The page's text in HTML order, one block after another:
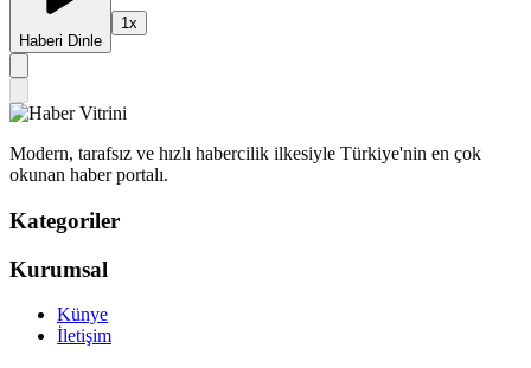
Haberi Dinle
1x
Modern, tarafsız ve hızlı habercilik ilkesiyle Türkiye'nin en çok
okunan haber portalı.
Kategoriler
Kurumsal
Künye
İletişim